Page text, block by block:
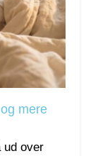
mere
ud over